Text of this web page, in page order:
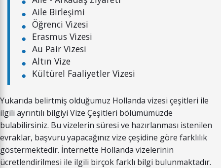
Aile Birleşimi
Öğrenci Vizesi
Erasmus Vizesi
Au Pair Vizesi
Altın Vize
Kültürel Faaliyetler Vizesi
Yukarıda belirtmiş olduğumuz Hollanda vizesi çeşitleri ile
ilgili ayrıntılı bilgiyi Vize Çeşitleri bölümümüzde
bulabilirsiniz. Bu vizelerin süresi ve hazırlanması istenilen
evraklar, başvuru yapacağınız vize çeşidine göre farklılık
göstermektedir. İnternette Hollanda vizelerinin
ücretlendirilmesi ile ilgili birçok farklı bilgi bulunmaktadır.